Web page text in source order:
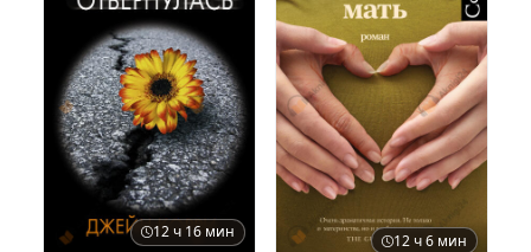
12 ч 16 мин 12 ч 6 мин